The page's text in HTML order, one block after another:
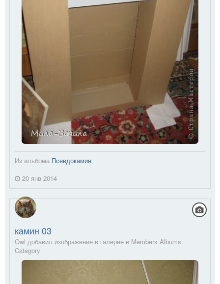
Из альбома Псевдокамин
20 янв 2014
камин 03
Owl добавил изображение в галерее в Members Albums
Category